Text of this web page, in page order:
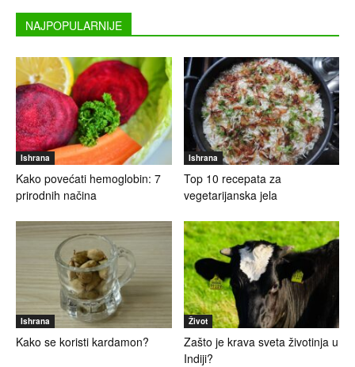
NAJPOPULARNIJE
Ishrana
Kako povećati hemoglobin: 7
prirodnih načina
Ishrana
Top 10 recepata za
vegetarijanska jela
Ishrana
Kako se koristi kardamon?
Život
Zašto je krava sveta životinja u
Indiji?